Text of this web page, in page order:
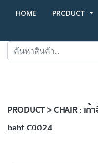
HOME PRODUCT
PRODUCT > CHAIR : เก้
baht C0024